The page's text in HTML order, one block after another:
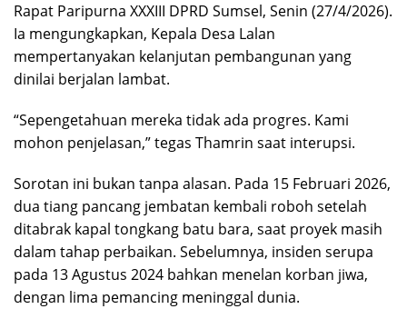
Rapat Paripurna XXXIII DPRD Sumsel, Senin (27/4/2026).
Ia mengungkapkan, Kepala Desa Lalan
mempertanyakan kelanjutan pembangunan yang
dinilai berjalan lambat.
“Sepengetahuan mereka tidak ada progres. Kami
mohon penjelasan,” tegas Thamrin saat interupsi.
Sorotan ini bukan tanpa alasan. Pada 15 Februari 2026,
dua tiang pancang jembatan kembali roboh setelah
ditabrak kapal tongkang batu bara, saat proyek masih
dalam tahap perbaikan. Sebelumnya, insiden serupa
pada 13 Agustus 2024 bahkan menelan korban jiwa,
dengan lima pemancing meninggal dunia.